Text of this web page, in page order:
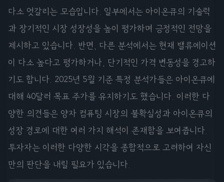
다소 엇갈리는 모습입니다. 일부에서는 아이온큐의 기술력
과 장기적인 시장 성장성을 높이 평가하며 긍정적인 전망을
제시하고 있습니다. 반면, 다른 분석에서는 현재 밸류에이션
이 다소 높다고 평가하거나, 단기적인 가격 변동성을 경고하
기도 합니다. 2025년 5월 기준 특정 분석가들은 아이온큐에
대해 40달러 목표 주가를 유지하기도 했습니다. 이러한 다
양한 의견들은 양자 컴퓨팅 시장의 불확실성과 아이온큐의
성장 경로에 대한 여러 가지 해석이 존재함을 보여줍니다.
투자자는 이러한 다양한 시각을 종합적으로 고려하여 자신
만의 판단을 내릴 필요가 있습니다.